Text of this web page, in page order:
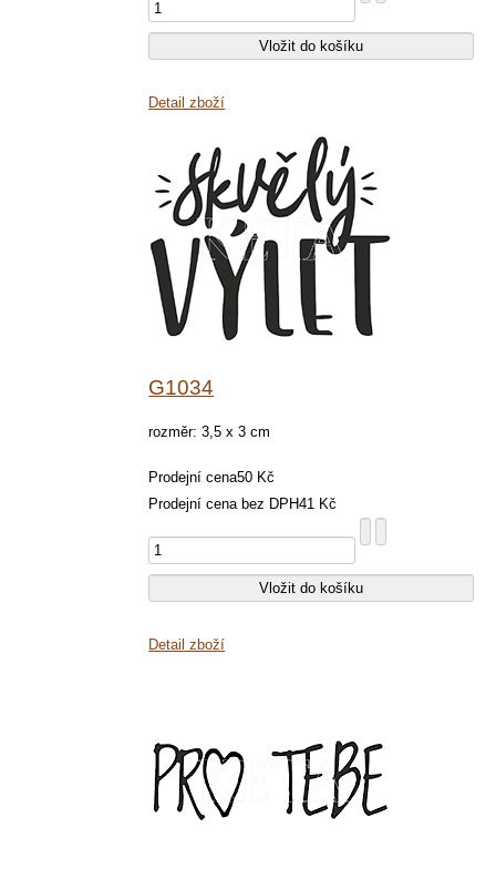
Detail zboží
G1034
rozměr: 3,5 x 3 cm
Prodejní cena50 Kč
Prodejní cena bez DPH41 Kč
Detail zboží